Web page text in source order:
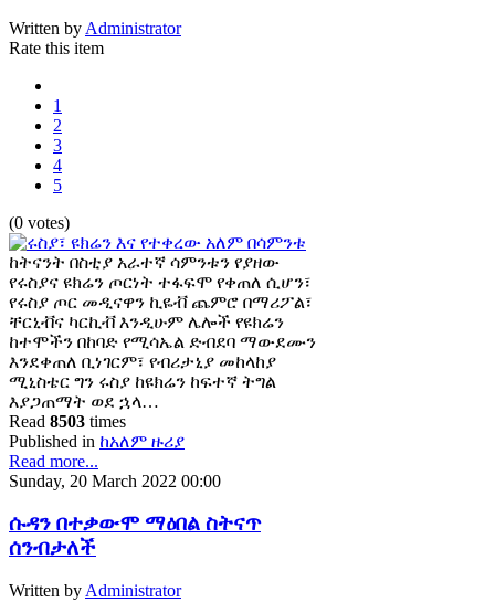
Written by Administrator
Rate this item
1
2
3
4
5
(0 votes)
ከትናንት በስቲያ አራተኛ ሳምንቱን የያዘው
የሩስያና ዩክሬን ጦርነት ተፋፍሞ የቀጠለ ሲሆን፣
የሩስያ ጦር መዲናዋን ኪዬቭ ጨምሮ በማሪፖል፣
ቸርኒቭና ካርኪቭ እንዲሁም ሌሎች የዩክሬን
ከተሞችን በከባድ የሚሳኤል ድብደባ ማውደሙን
እንደቀጠለ ቢነገርም፣ የብሪታኒያ መከላከያ
ሚኒስቴር ግን ሩስያ ከዩክሬን ከፍተኛ ትግል
እያጋጠማት ወደ ኋላ…
Read 8503 times
Published in ከአለም ዙሪያ
Read more...
Sunday, 20 March 2022 00:00
ሱዳን በተቃውሞ ማዕበል ስትናጥ
ሰንብታለች
Written by Administrator